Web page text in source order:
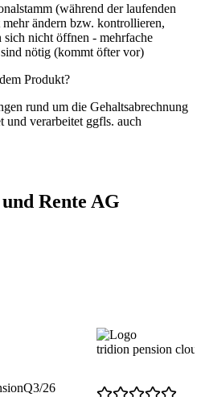
(während der laufenden
mehr ändern bzw. kontrollieren,
sich nicht öffnen - mehrfache
sind nötig (kommt öfter vor)
Produkt?
rund um die Gehaltsabrechnung
und verarbeitet ggfls. auch
und Rente AG
Q3/26
tridion pension